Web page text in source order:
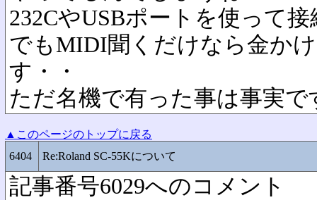
232CやUSBポートを使って
でもMIDI聞くだけなら金か
す・・
ただ名機で有った事は事実で
▲このページのトップに戻る
6404
Re:Roland SC-55Kについて
記事番号6029へのコメント